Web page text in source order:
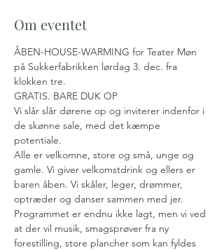
Om eventet
ÅBEN-HOUSE-WARMING for Teater Møn
på Sukkerfabrikken lørdag 3. dec. fra
klokken tre.
GRATIS. BARE DUK OP
Vi slår slår dørene op og inviterer indenfor i
de skønne sale, med det kæmpe
potentiale.
Alle er velkomne, store og små, unge og
gamle. Vi giver velkomstdrink og ellers er
baren åben. Vi skåler, leger, drømmer,
optræder og danser sammen med jer.
Programmet er endnu ikke lagt, men vi ved
at der vil musik, smagsprøver fra ny
forestilling, store plancher som kan fyldes